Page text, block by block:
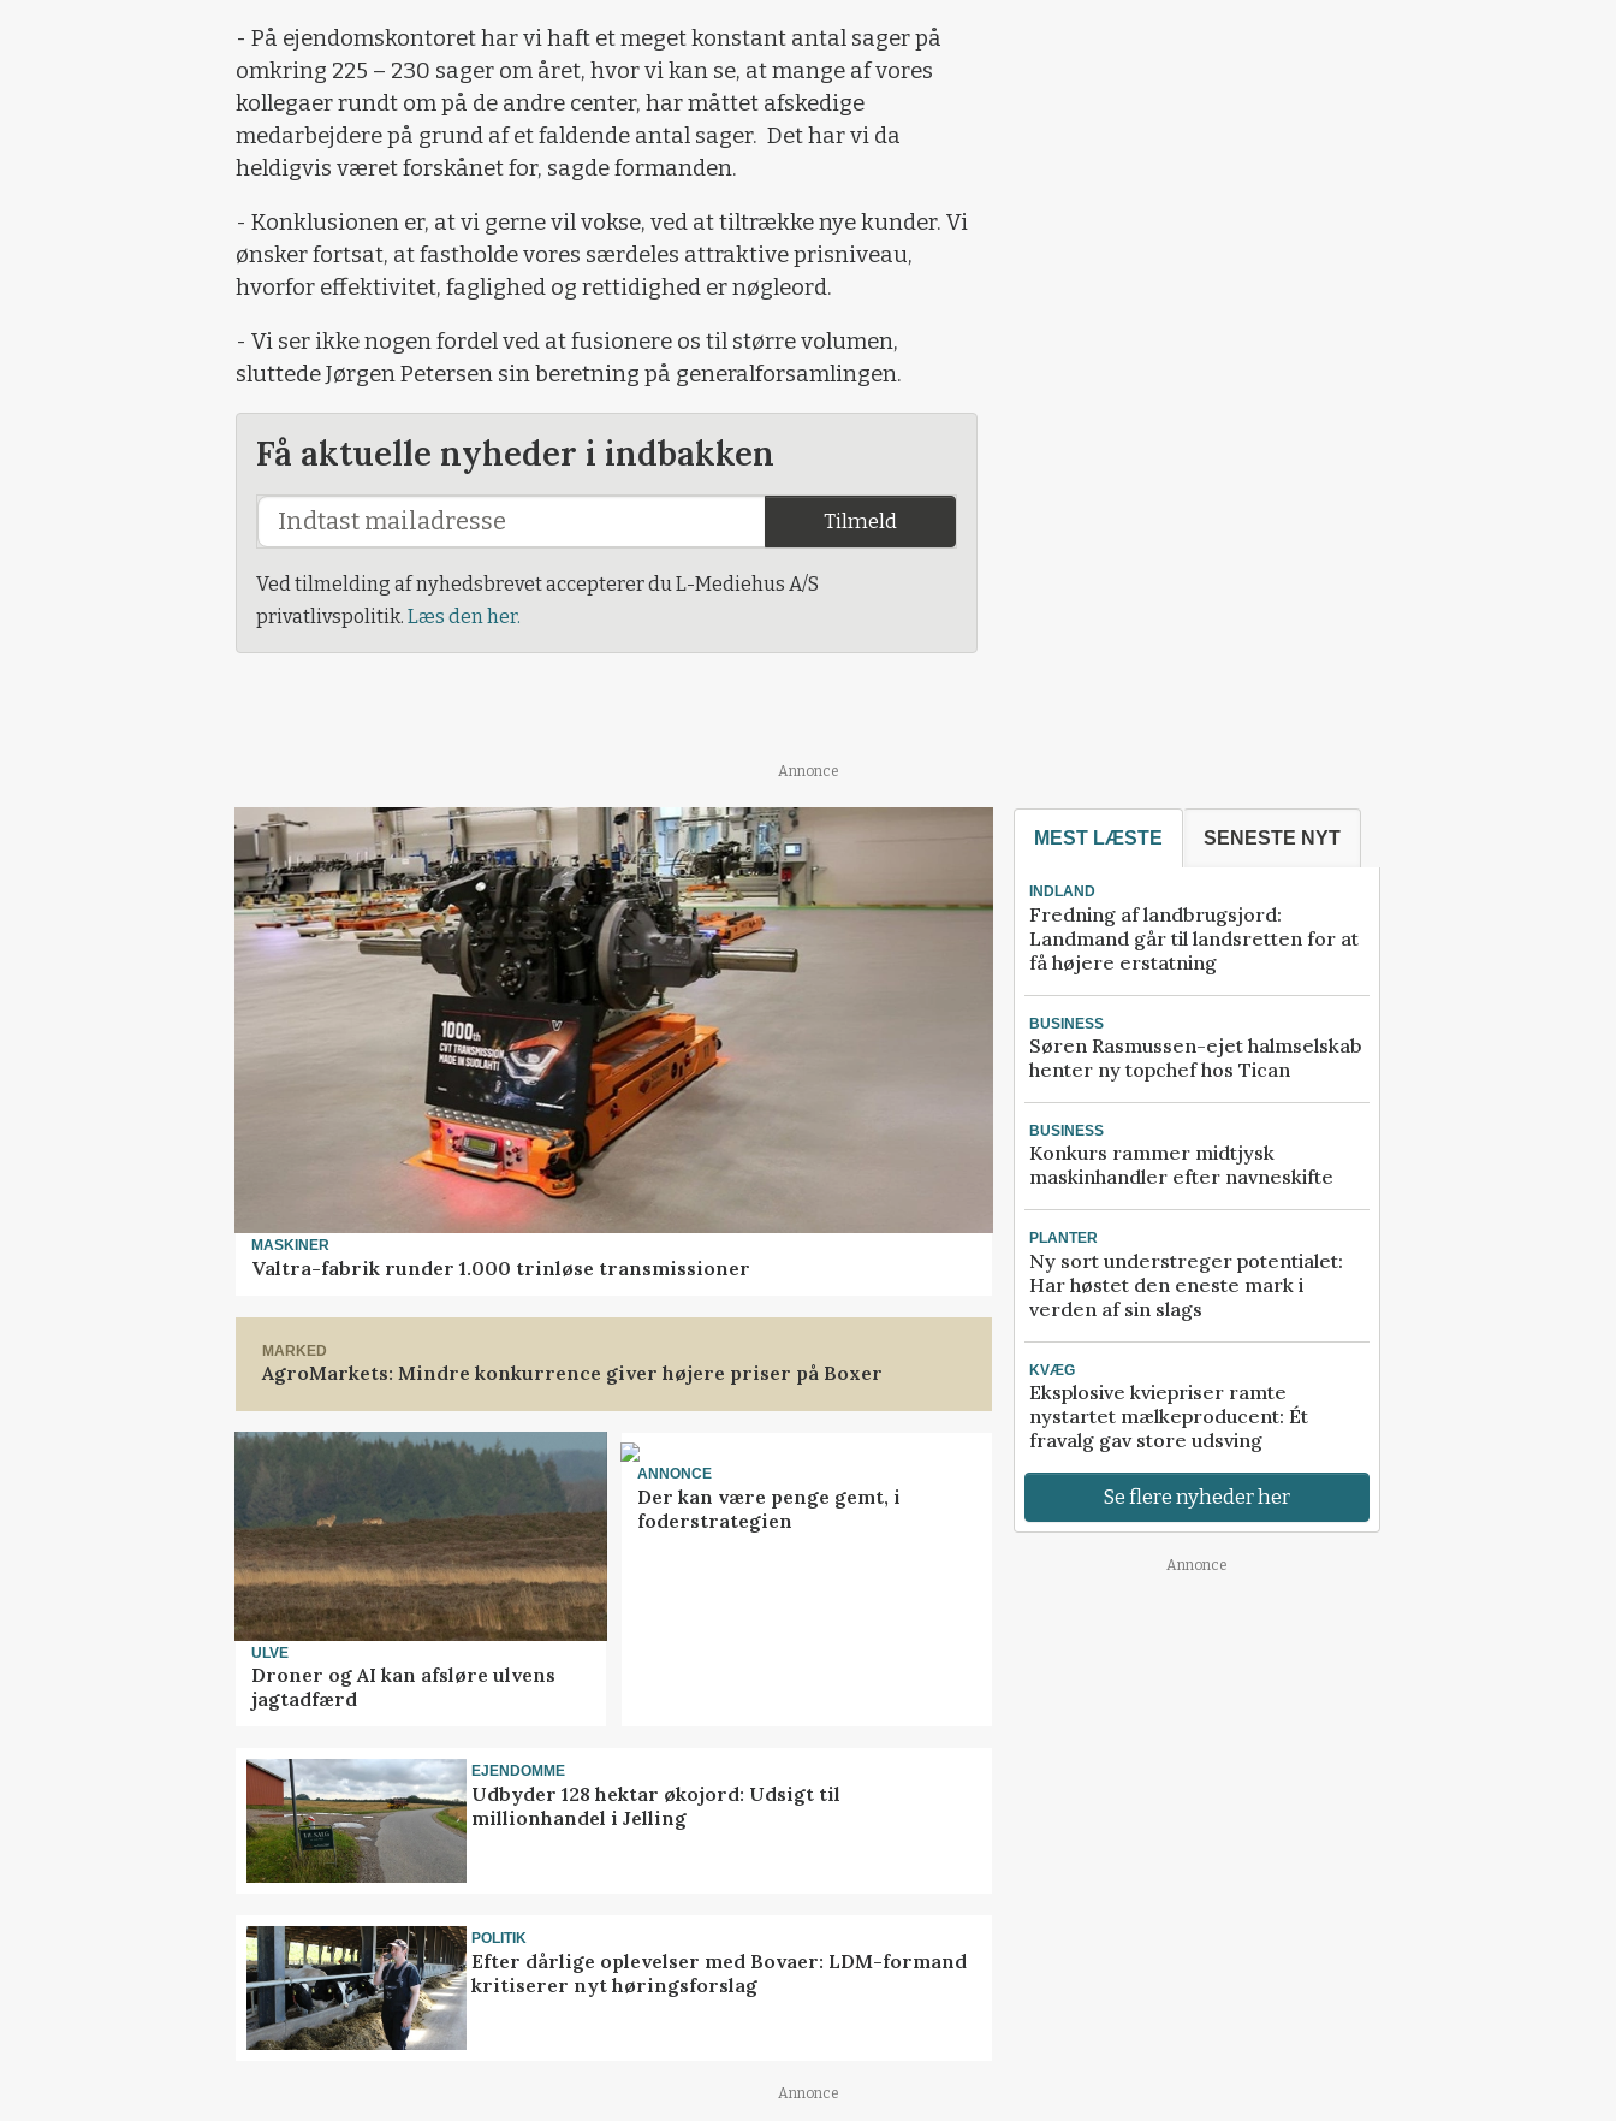
- På ejendomskontoret har vi haft et meget konstant antal sager på
omkring 225 – 230 sager om året, hvor vi kan se, at mange af vores
kollegaer rundt om på de andre center, har måttet afskedige
medarbejdere på grund af et faldende antal sager. Det har vi da
heldigvis været forskånet for, sagde formanden.
- Konklusionen er, at vi gerne vil vokse, ved at tiltrække nye kunder. Vi
ønsker fortsat, at fastholde vores særdeles attraktive prisniveau,
hvorfor effektivitet, faglighed og rettidighed er nøgleord.
- Vi ser ikke nogen fordel ved at fusionere os til større volumen,
sluttede Jørgen Petersen sin beretning på generalforsamlingen.
Få aktuelle nyheder i indbakken
Tilmeld
Ved tilmelding af nyhedsbrevet accepterer du L-Mediehus A/S
privatlivspolitik. Læs den her.
Annonce
MASKINER
Valtra-fabrik runder 1.000 trinløse transmissioner
MARKED
AgroMarkets: Mindre konkurrence giver højere priser på Boxer
ULVE
Droner og AI kan afsløre ulvens
jagtadfærd
ANNONCE
Der kan være penge gemt, i
foderstrategien
EJENDOMME
Udbyder 128 hektar økojord: Udsigt til
millionhandel i Jelling
POLITIK
Efter dårlige oplevelser med Bovaer: LDM-formand
kritiserer nyt høringsforslag
MEST LÆSTE SENESTE NYT
INDLAND
Fredning af landbrugsjord:
Landmand går til landsretten for at
få højere erstatning
BUSINESS
Søren Rasmussen-ejet halmselskab
henter ny topchef hos Tican
BUSINESS
Konkurs rammer midtjysk
maskinhandler efter navneskifte
PLANTER
Ny sort understreger potentialet:
Har høstet den eneste mark i
verden af sin slags
KVÆG
Eksplosive kviepriser ramte
nystartet mælkeproducent: Ét
fravalg gav store udsving
Se flere nyheder her
Annonce
Annonce